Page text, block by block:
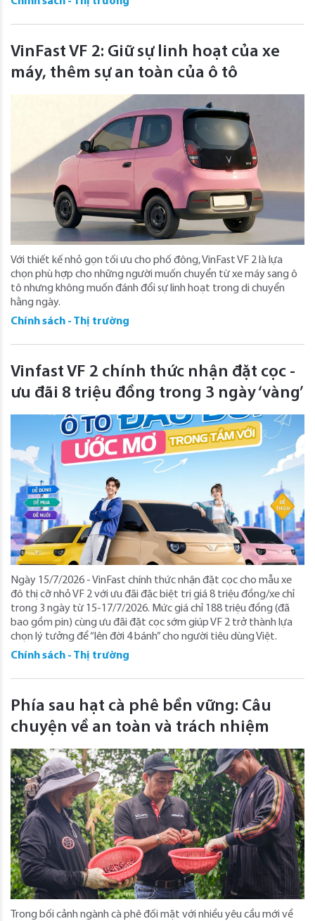
VinFast VF 2: Giữ sự linh hoạt của xe
máy, thêm sự an toàn của ô tô
Với thiết kế nhỏ gọn tối ưu cho phố đông, VinFast VF 2 là lựa
chọn phù hợp cho những người muốn chuyển từ xe máy sang ô
tô nhưng không muốn đánh đổi sự linh hoạt trong di chuyển
hằng ngày.
Chính sách - Thị trường
Vinfast VF 2 chính thức nhận đặt cọc -
ưu đãi 8 triệu đồng trong 3 ngày ‘vàng’
Ngày 15/7/2026 - VinFast chính thức nhận đặt cọc cho mẫu xe
đô thị cỡ nhỏ VF 2 với ưu đãi đặc biệt trị giá 8 triệu đồng/xe chỉ
trong 3 ngày từ 15-17/7/2026. Mức giá chỉ 188 triệu đồng (đã
bao gồm pin) cùng ưu đãi đặt cọc sớm giúp VF 2 trở thành lựa
chọn lý tưởng để “lên đời 4 bánh” cho người tiêu dùng Việt.
Chính sách - Thị trường
Phía sau hạt cà phê bền vững: Câu
chuyện về an toàn và trách nhiệm
Trong bối cảnh ngành cà phê đối mặt với nhiều yêu cầu mới về